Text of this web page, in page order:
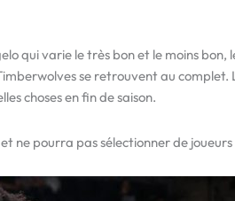
qui varie le très bon et le moins
se retrouvent au
choses en fin de saison.
ne pourra pas sélectionner de